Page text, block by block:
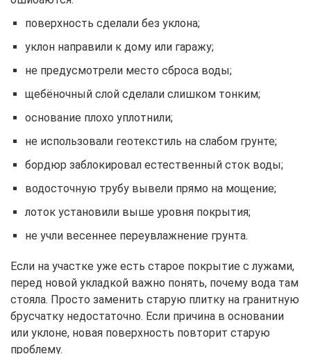
поверхность сделали без уклона;
уклон направили к дому или гаражу;
не предусмотрели место сброса воды;
щебёночный слой сделали слишком тонким;
основание плохо уплотнили;
не использовали геотекстиль на слабом грунте;
бордюр заблокировал естественный сток воды;
водосточную трубу вывели прямо на мощение;
лоток установили выше уровня покрытия;
не учли весеннее переувлажнение грунта.
Если на участке уже есть старое покрытие с лужами,
перед новой укладкой важно понять, почему вода там
стояла. Просто заменить старую плитку на гранитную
брусчатку недостаточно. Если причина в основании
или уклоне, новая поверхность повторит старую
проблему.